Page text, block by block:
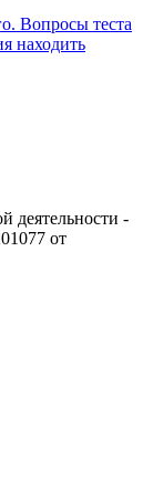
Вопросы теста
находить
деятельности -
от